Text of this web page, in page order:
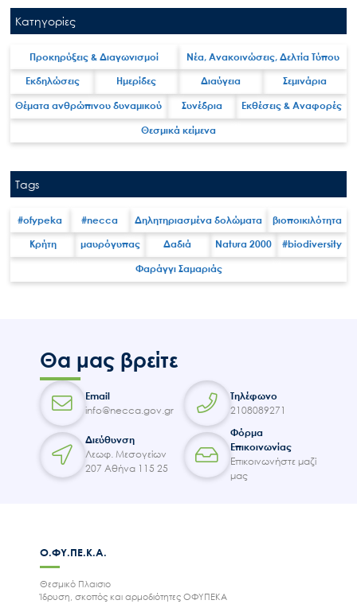
Search
for:
Ο.ΦΥ.ΠΕ.Κ.Α.
Νέα – Δημοσιότητα
Άξονες δράσης
Μ.Δ.Π.Π.
Έργα
Εισιτήρια
Επικοινωνία
Κατηγορίες
Προκηρύξεις & Διαγωνισμοί Νέα, Ανακοινώσεις, Δελτία Τύπου
Εκδηλώσεις Ημερίδες Διαύγεια Σεμινάρια
Θέματα ανθρώπινου δυναμικού Συνέδρια Εκθέσεις & Αναφορές
Θεσμικά κείμενα
Tags
#ofypeka #necca Δηλητηριασμένα δολώματα βιοποικιλότητα
Κρήτη μαυρόγυπας Δαδιά Natura 2000 #biodiversity
Φαράγγι Σαμαριάς
Θα μας βρείτε
Email
info@necca.gov.gr
Τηλέφωνο
2108089271
Διεύθυνση
Λεωφ. Μεσογείων
207 Αθήνα 115 25
Φόρμα
Επικοινωνίας
Επικοινωνήστε μαζί
μας
Ο.ΦΥ.ΠΕ.Κ.Α.
Θεσμικό Πλαισιο
Ίδρυση, σκοπός και αρμοδιότητες ΟΦΥΠΕΚΑ